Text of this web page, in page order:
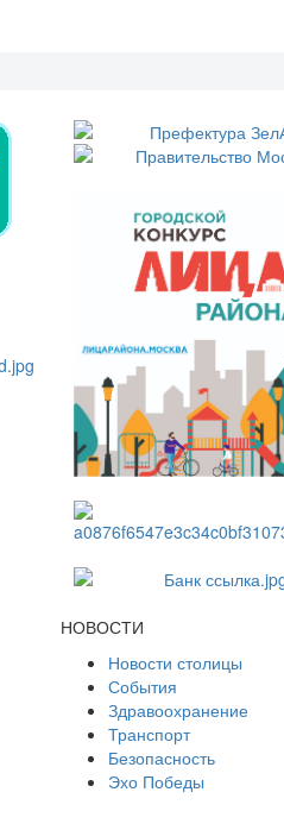
НОВОСТИ
Новости столицы
События
Здравоохранение
Транспорт
Безопасность
Эхо Победы